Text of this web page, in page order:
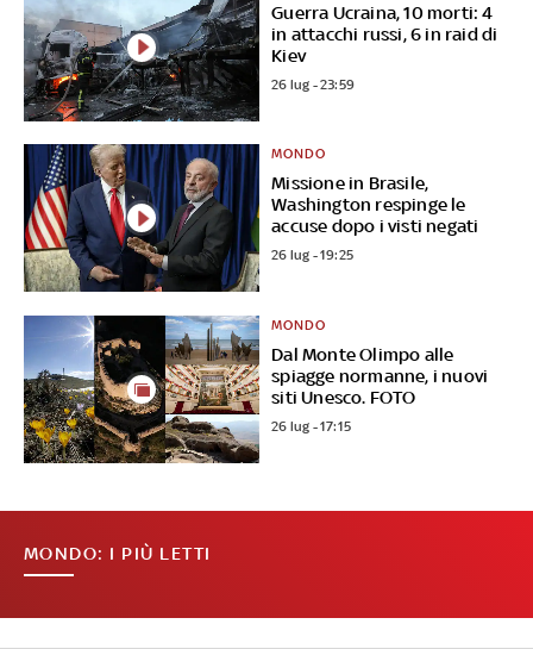
Guerra Ucraina, 10 morti: 4
in attacchi russi, 6 in raid di
Kiev
26 lug - 23:59
Missione in Brasile,
Washington respinge le
accuse dopo i visti negati
MONDO
26 lug - 19:25
Dal Monte Olimpo alle
spiagge normanne, i nuovi
siti Unesco. FOTO
MONDO
26 lug - 17:15
MONDO: I PIÙ LETTI